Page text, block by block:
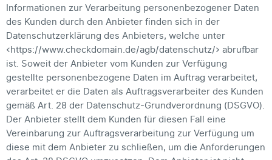
Informationen zur Verarbeitung personenbezogener Daten
des Kunden durch den Anbieter finden sich in der
Datenschutzerklärung des Anbieters, welche unter
<https://www.checkdomain.de/agb/datenschutz/> abrufbar
ist. Soweit der Anbieter vom Kunden zur Verfügung
gestellte personenbezogene Daten im Auftrag verarbeitet,
verarbeitet er die Daten als Auftragsverarbeiter des Kunden
gemäß Art. 28 der Datenschutz-Grundverordnung (DSGVO).
Der Anbieter stellt dem Kunden für diesen Fall eine
Vereinbarung zur Auftragsverarbeitung zur Verfügung um
diese mit dem Anbieter zu schließen, um die Anforderungen